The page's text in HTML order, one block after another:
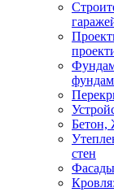
Бетон,
стен